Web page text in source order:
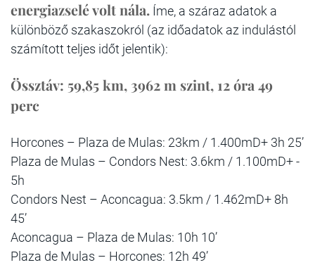
energiazselé volt nála. Íme, a száraz adatok a
különböző szakaszokról (az időadatok az indulástól
számított teljes időt jelentik):
Össztáv: 59,85 km, 3962 m szint, 12 óra 49
perc
Horcones – Plaza de Mulas: 23km / 1.400mD+ 3h 25’
Plaza de Mulas – Condors Nest: 3.6km / 1.100mD+ -
5h
Condors Nest – Aconcagua: 3.5km / 1.462mD+ 8h
45’
Aconcagua – Plaza de Mulas: 10h 10’
Plaza de Mulas – Horcones: 12h 49’